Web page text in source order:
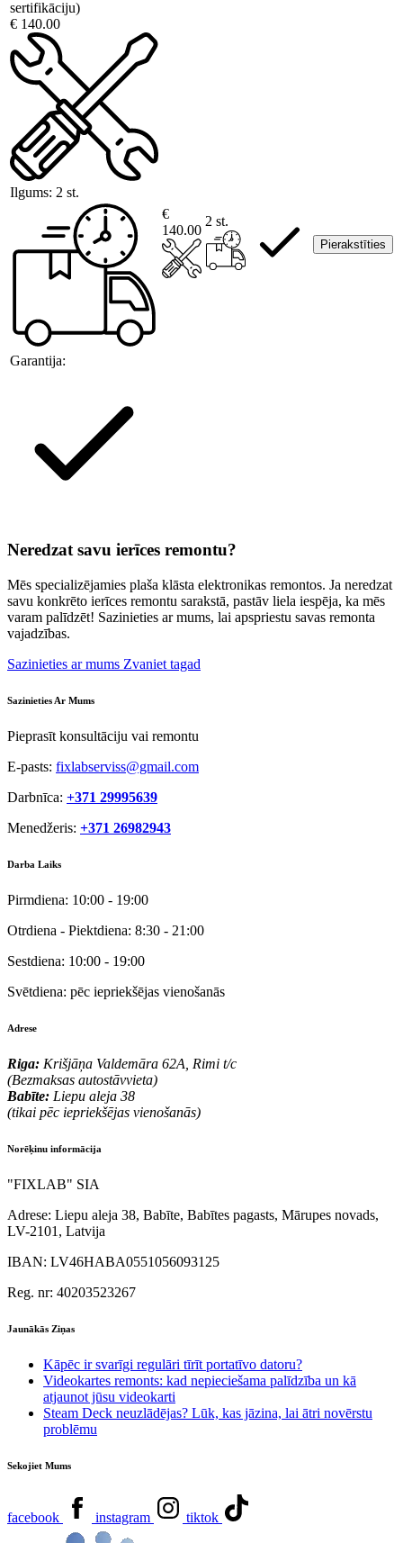
sertifikāciju)
€ 140.00
Ilgums: 2 st.
Garantija:
€
140.00
2 st.
Pierakstīties
Neredzat savu ierīces remontu?
Mēs specializējamies plaša klāsta elektronikas remontos. Ja neredzat
savu konkrēto ierīces remontu sarakstā, pastāv liela iespēja, ka mēs
varam palīdzēt! Sazinieties ar mums, lai apspriestu savas remonta
vajadzības.
Sazinieties ar mums Zvaniet tagad
Sazinieties Ar Mums
Pieprasīt konsultāciju vai remontu
E-pasts: fixlabserviss@gmail.com
Darbnīca: +371 29995639
Menedžeris: +371 26982943
Darba Laiks
Pirmdiena: 10:00 - 19:00
Otrdiena - Piektdiena: 8:30 - 21:00
Sestdiena: 10:00 - 19:00
Svētdiena: pēc iepriekšējas vienošanās
Adrese
Riga: Krišjāņa Valdemāra 62A, Rimi t/c
(Bezmaksas autostāvvieta)
Babīte: Liepu aleja 38
(tikai pēc iepriekšējas vienošanās)
Norēķinu informācija
"FIXLAB" SIA
Adrese: Liepu aleja 38, Babīte, Babītes pagasts, Mārupes novads,
LV-2101, Latvija
IBAN: LV46HABA0551056093125
Reg. nr: 40203523267
Jaunākās Ziņas
Kāpēc ir svarīgi regulāri tīrīt portatīvo datoru?
Videokartes remonts: kad nepieciešama palīdzība un kā
atjaunot jūsu videokarti
Steam Deck neuzlādējas? Lūk, kas jāzina, lai ātri novērstu
problēmu
Sekojiet Mums
facebook instagram tiktok